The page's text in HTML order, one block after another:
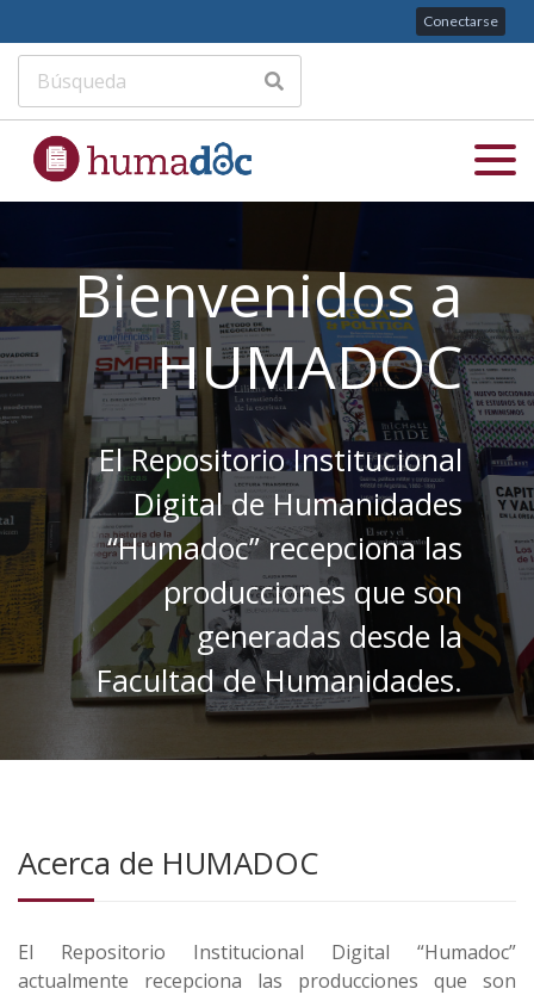
Conectarse
Bienvenidos a
HUMADOC
El Repositorio Institucional
Digital de Humanidades
“Humadoc” recepciona las
producciones que son
generadas desde la
Facultad de Humanidades.
Acerca de HUMADOC
El Repositorio Institucional Digital “Humadoc”
actualmente recepciona las producciones que son